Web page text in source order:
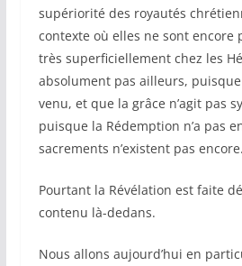
supériorité des royautés
contexte où elles ne sont encore
très superficiellement chez les
absolument pas ailleurs, puisque
venu, et que la grâce n’agit pas
puisque la Rédemption n’a pas
sacrements n’existent pas encore.
Pourtant la Révélation est faite
contenu là-dedans.
Nous allons aujourd’hui en